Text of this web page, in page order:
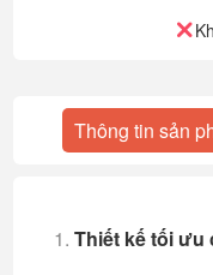
Thông tin sản
Thiết kế tối ưu